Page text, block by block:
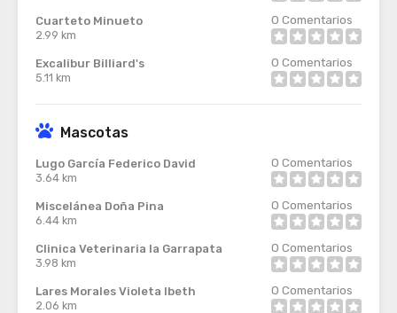
Cuarteto Minueto
2.99 km
0 Comentarios
Excalibur Billiard's
5.11 km
0 Comentarios
Mascotas
Lugo García Federico David
3.64 km
0 Comentarios
Miscelánea Doña Pina
6.44 km
0 Comentarios
Clinica Veterinaria la Garrapata
3.98 km
0 Comentarios
Lares Morales Violeta Ibeth
2.06 km
0 Comentarios